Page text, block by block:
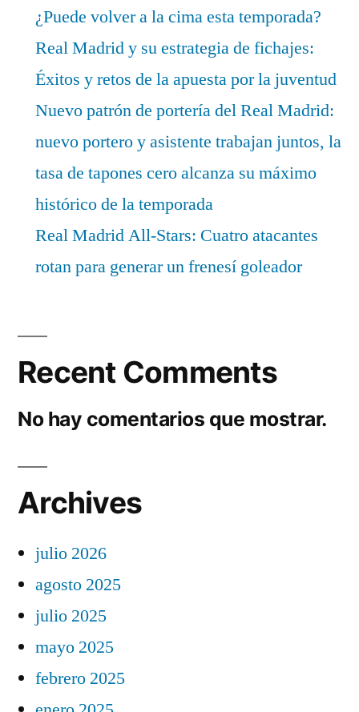
¿Puede volver a la cima esta temporada?
Real Madrid y su estrategia de fichajes:
Éxitos y retos de la apuesta por la juventud
Nuevo patrón de portería del Real Madrid:
nuevo portero y asistente trabajan juntos, la
tasa de tapones cero alcanza su máximo
histórico de la temporada
Real Madrid All-Stars: Cuatro atacantes
rotan para generar un frenesí goleador
Recent Comments
No hay comentarios que mostrar.
Archives
julio 2026
agosto 2025
julio 2025
mayo 2025
febrero 2025